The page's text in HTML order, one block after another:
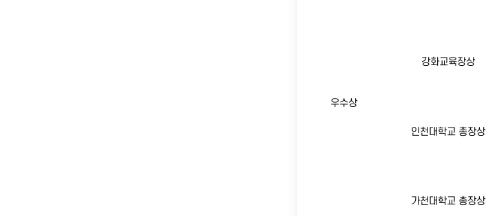
우수상
강화교육장상
인천대학교 총장상
가천대학교 총장상